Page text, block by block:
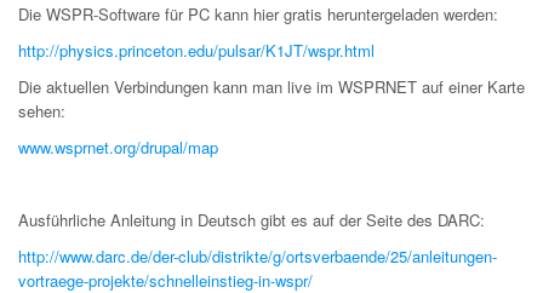
Die WSPR-Software für PC kann hier gratis heruntergeladen werden:
http://physics.princeton.edu/pulsar/K1JT/wspr.html
Die aktuellen Verbindungen kann man live im WSPRNET auf einer Karte
sehen:
www.wsprnet.org/drupal/map
Ausführliche Anleitung in Deutsch gibt es auf der Seite des DARC:
http://www.darc.de/der-club/distrikte/g/ortsverbaende/25/anleitungen-
vortraege-projekte/schnelleinstieg-in-wspr/